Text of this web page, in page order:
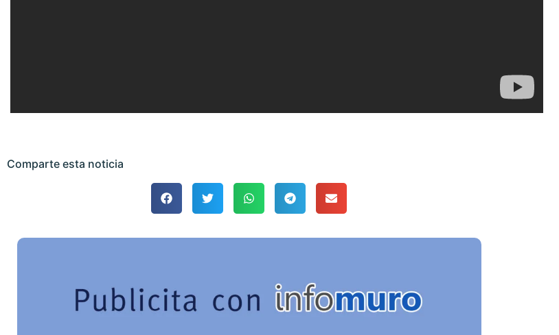
Comparte esta noticia